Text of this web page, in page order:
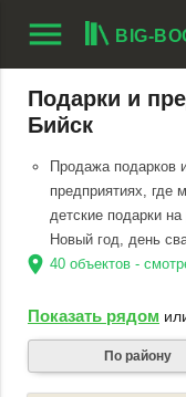
menu BIG-
Подарки и
Бийск
Продажа подарков
предприятиях, где
детские подарки
Новый год, день
location_on 40 объектов -
Показать рядом
По району